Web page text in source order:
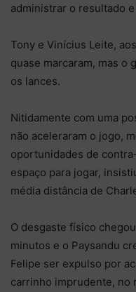
administrar o resultado
Tony e Vinícius Leite,
quase marcaram, mas o
os lances.
Nitidamente com uma
não aceleraram o jogo,
oportunidades de
espaço para jogar,
média distância de
O desgaste físico
minutos e o Paysandu
Felipe ser expulso por
carrinho imprudente, no